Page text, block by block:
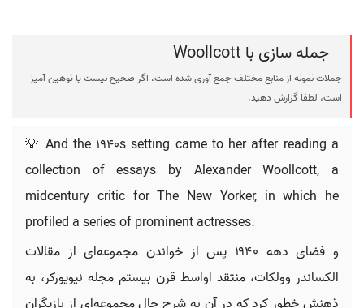
جمله سازی با Woollcott
جملات نمونه از منابع مختلف جمع آوری شده است، اگر صحیح نیست یا توهین آمیز
است، لطفا گزارش دهید.
💡 And the 1940s setting came to her after reading a
collection of essays by Alexander Woollcott, a
midcentury critic for The New Yorker, in which he
profiled a series of prominent actresses.
و فضای دهه ۱۹۴۰ پس از خواندن مجموعه‌ای از مقالات
الکساندر وولکات، منتقد اواسط قرن بیستم مجله نیویورکر، به